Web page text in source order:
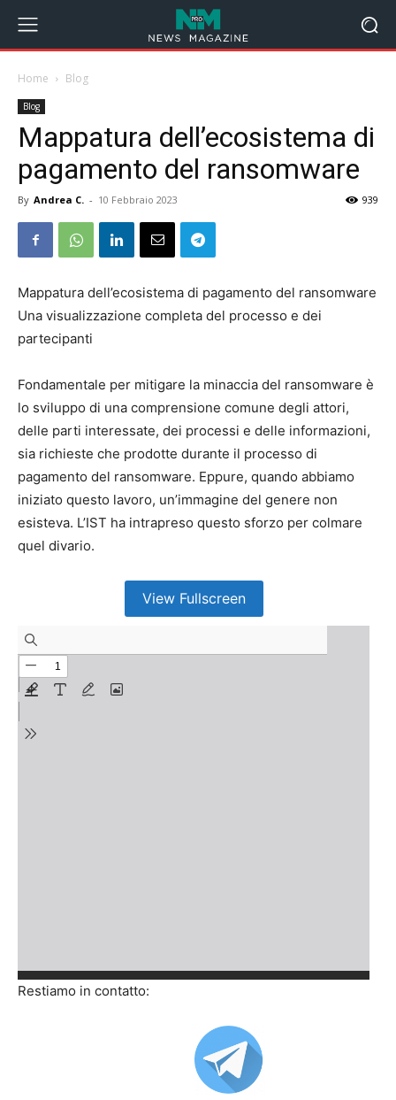
Home Blog
Blog
Mappatura dell’ecosistema di
pagamento del ransomware
By Andrea C. - 10 Febbraio 2023 939
Mappatura dell’ecosistema di pagamento del ransomware
Una visualizzazione completa del processo e dei
partecipanti
Fondamentale per mitigare la minaccia del ransomware è
lo sviluppo di una comprensione comune degli attori,
delle parti interessate, dei processi e delle informazioni,
sia richieste che prodotte durante il processo di
pagamento del ransomware. Eppure, quando abbiamo
iniziato questo lavoro, un’immagine del genere non
esisteva. L’IST ha intrapreso questo sforzo per colmare
quel divario.
View Fullscreen
Restiamo in contatto: